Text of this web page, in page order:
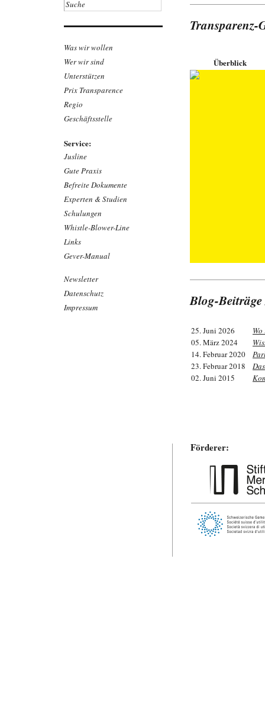
Was wir wollen
Wer wir sind
Unterstützen
Prix Transparence
Regio
Geschäftsstelle
Service:
Jusline
Gute Praxis
Befreite Dokumente
Experten & Studien
Schulungen
Whistle-Blower-Line
Links
Gever-Manual
Newsletter
Datenschutz
Impressum
Transparenz-
Überblick
über 20
Blog-
25. Juni 2026
05. März 2024
14. Februar 2020
23. Februar 2018
02. Juni 2015
Förderer: